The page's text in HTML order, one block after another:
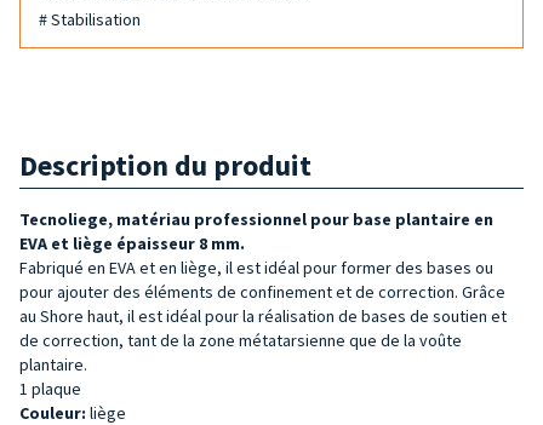
# Stabilisation
Description du produit
Tecnoliege, matériau professionnel pour base plantaire en
EVA et liège épaisseur 8 mm.
Fabriqué en EVA et en liège, il est idéal pour former des bases ou
pour ajouter des éléments de confinement et de correction. Grâce
au Shore haut, il est idéal pour la réalisation de bases de soutien et
de correction, tant de la zone métatarsienne que de la voûte
plantaire.
1 plaque
Couleur: liège